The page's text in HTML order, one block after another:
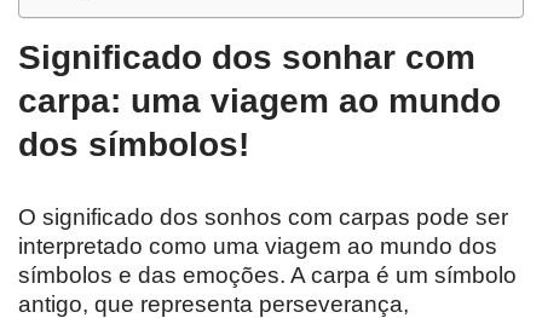
Significado dos sonhar com
carpa: uma viagem ao mundo
dos símbolos!
O significado dos sonhos com carpas pode ser
interpretado como uma viagem ao mundo dos
símbolos e das emoções. A carpa é um símbolo
antigo, que representa perseverança,